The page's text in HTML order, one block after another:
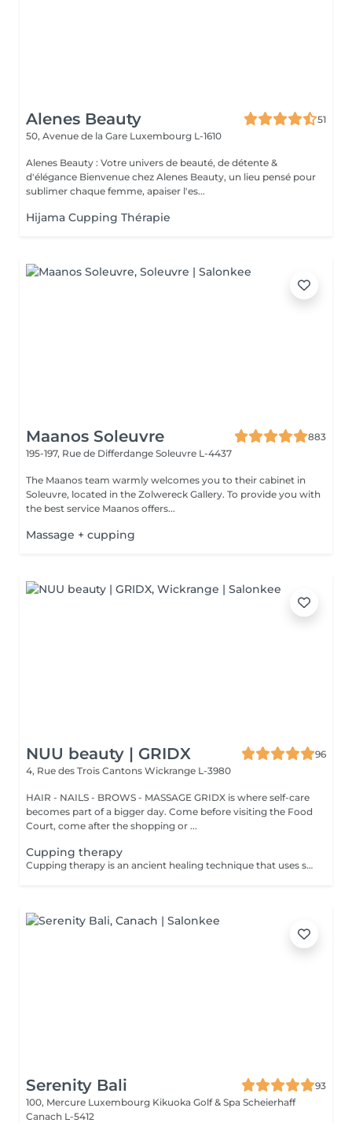
Alenes Beauty
51
50, Avenue de la Gare Luxembourg L-1610
Alenes Beauty : Votre univers de beauté, de détente &
d'élégance Bienvenue chez Alenes Beauty, un lieu pensé pour
sublimer chaque femme, apaiser l'es...
Hijama Cupping Thérapie
Maanos Soleuvre
883
195-197, Rue de Differdange Soleuvre L-4437
The Maanos team warmly welcomes you to their cabinet in
Soleuvre, located in the Zolwereck Gallery. To provide you with
the best service Maanos offers...
Massage + cupping
NUU beauty | GRIDX
96
4, Rue des Trois Cantons Wickrange L-3980
HAIR - NAILS - BROWS - MASSAGE GRIDX is where self-care
becomes part of a bigger day. Come before visiting the Food
Court, come after the shopping or ...
Cupping therapy
Cupping therapy is an ancient healing technique that uses special cups to create gentle suction on the skin. This suction promotes blood flow, relieves muscle tension, reduces inflammation, and supports deep relaxation. The treatment can help release toxins, improve circulation, and ease chronic pain or stiffness. *Please note that cupping therapy could just be added to a massage service with includes back massage.
Serenity Bali
93
100, Mercure Luxembourg Kikuoka Golf & Spa Scheierhaff
Canach L-5412